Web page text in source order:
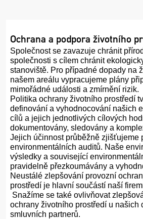
Ochrana a podpora životního
Společnost se zavazuje chránit
společnosti s cílem chránit
stanoviště. Pro případné dopady na
našem areálu vypracujeme plány
mimořádné události a zmírnění rizik.
Politika ochrany životního prostředí
definování a vyhodnocování našich
cílů a jejich jednotlivých cílových
dokumentovány, sledovány a
Jejich účinnost průběžně zjišťujeme
environmentálních auditů. Naše
výsledky a související
pravidelně přezkoumávány a
Neustálé zlepšování provozní
prostředí je hlavní součástí naší
Snažíme se také ovlivňovat
ochrany životního prostředí u našich
smluvních partnerů.